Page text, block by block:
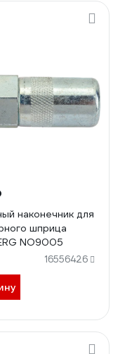
наконечник для
шприца
NO9005
16556426